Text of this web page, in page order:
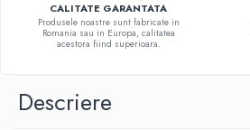
CALITATE GARANTATA
Produsele noastre sunt fabricate in
Romania sau in Europa, calitatea
acestora fiind superioara.
Descriere